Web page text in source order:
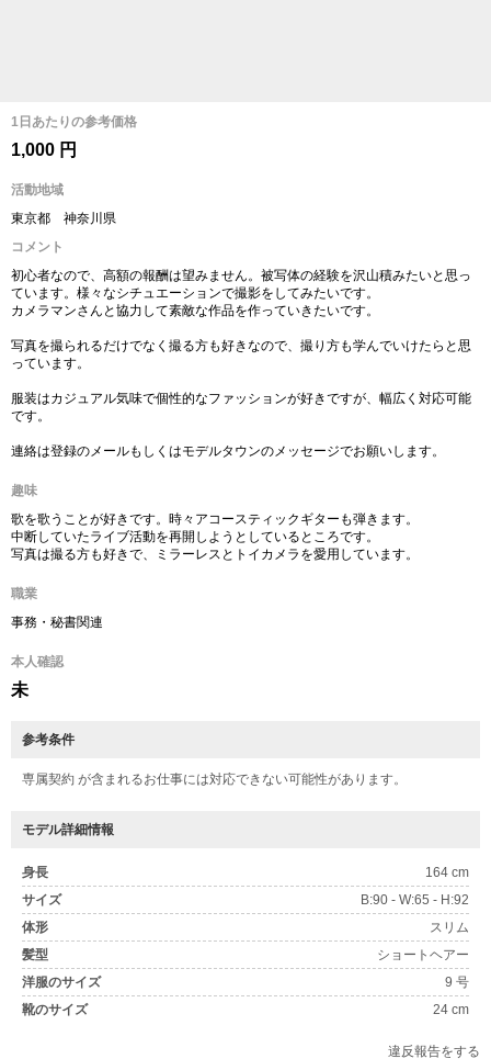
1日あたりの参考価格
1,000 円
活動地域
東京都 神奈川県
コメント
初心者なので、高額の報酬は望みません。被写体の経験を沢山積みたいと思っ
ています。様々なシチュエーションで撮影をしてみたいです。
カメラマンさんと協力して素敵な作品を作っていきたいです。
写真を撮られるだけでなく撮る方も好きなので、撮り方も学んでいけたらと思
っています。
服装はカジュアル気味で個性的なファッションが好きですが、幅広く対応可能
です。
連絡は登録のメールもしくはモデルタウンのメッセージでお願いします。
趣味
歌を歌うことが好きです。時々アコースティックギターも弾きます。
中断していたライブ活動を再開しようとしているところです。
写真は撮る方も好きで、ミラーレスとトイカメラを愛用しています。
職業
事務・秘書関連
本人確認
未
参考条件
専属契約 が含まれるお仕事には対応できない可能性があります。
モデル詳細情報
身長
164 cm
サイズ
B:90 - W:65 - H:92
体形
スリム
髪型
ショートヘアー
洋服のサイズ
9 号
靴のサイズ
24 cm
違反報告をする